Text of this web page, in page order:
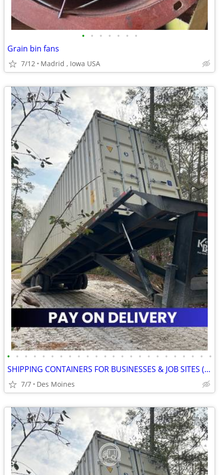
• • • • • • •
Grain bin fans
7/12 Madrid , Iowa USA
• • • • • • • • • • • • • • • • • • • • • • • •
SHIPPING CONTAINERS FOR BUSINESSES & JOB SITES (385) 446-6148
7/7 Des Moines